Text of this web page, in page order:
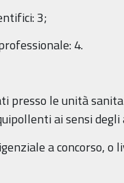
3;
4.
presso le unità
ai sensi
a concorso, o